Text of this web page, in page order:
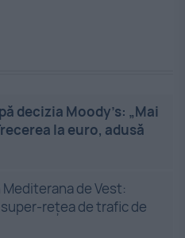
decizia Moody’s: „Mai
la euro, adusă
de Vest:
rețea de trafic de